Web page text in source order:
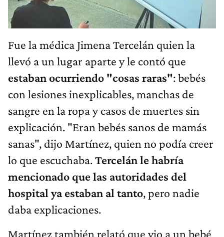
Fue la médica Jimena Tercelán quien la
llevó a un lugar aparte y le contó que
estaban ocurriendo "cosas raras": bebés
con lesiones inexplicables, manchas de
sangre en la ropa y casos de muertes sin
explicación. "Eran bebés sanos de mamás
sanas", dijo Martínez, quien no podía creer
lo que escuchaba.Tercelán le habría
mencionado que las autoridades del
hospital ya estaban al tanto, pero nadie
daba explicaciones.
Martínez también relató que vio a un bebé